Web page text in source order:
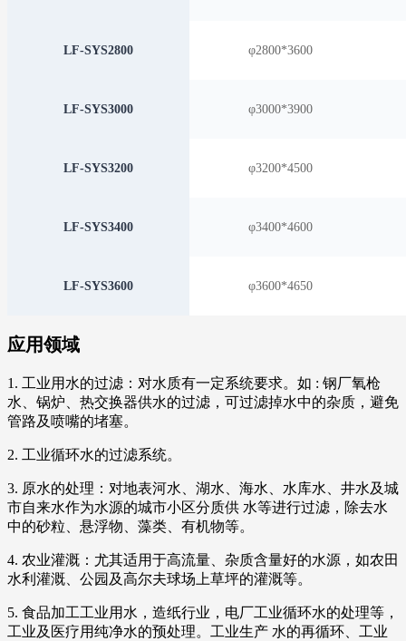
LF-SYS2800 φ2800*3600
LF-SYS3000 φ3000*3900
LF-SYS3200 φ3200*4500
LF-SYS3400 φ3400*4600
LF-SYS3600 φ3600*4650
应用领域
1. 工业用水的过滤：对水质有一定系统要求。如 : 钢厂氧枪
水、锅炉、热交换器供水的过滤，可过滤掉水中的杂质，避免
管路及喷嘴的堵塞。
2. 工业循环水的过滤系统。
3. 原水的处理：对地表河水、湖水、海水、水库水、井水及城
市自来水作为水源的城市小区分质供 水等进行过滤，除去水
中的砂粒、悬浮物、藻类、有机物等。
4. 农业灌溉：尤其适用于高流量、杂质含量好的水源，如农田
水利灌溉、公园及高尔夫球场上草坪的灌溉等。
5. 食品加工工业用水，造纸行业，电厂工业循环水的处理等，
工业及医疗用纯净水的预处理。工业生产 水的再循环、工业